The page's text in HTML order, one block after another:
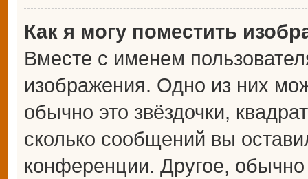
Как я могу поместить
Вместе с именем
изображения. Одно из них
обычно это звёздочки,
сколько сообщений вы
конференции. Другое,